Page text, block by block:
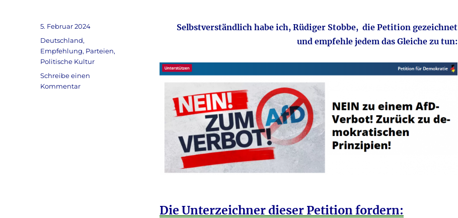
Selbstverständlich habe ich, Rüdiger Stobbe, die Petition gezeichnet
und empfehle jedem das Gleiche zu tun:
Die Unterzeichner dieser Petition fordern:
Veröffentlicht
am
5. Februar 2024
Kategorien
Deutschland,
Empfehlung, Parteien,
Politische Kultur
Schreibe einen
Kommentarzu